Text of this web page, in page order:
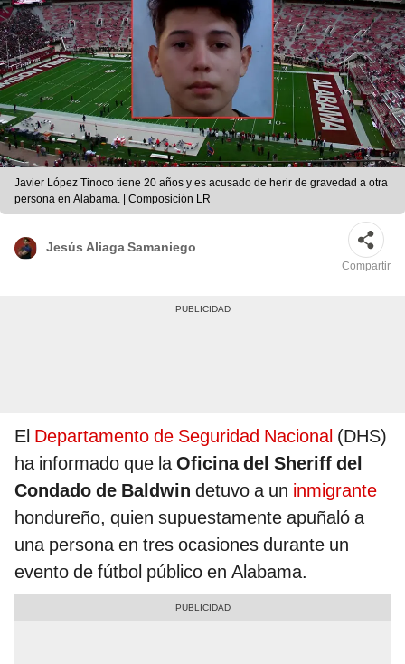
Javier López Tinoco tiene 20 años y es acusado de herir de gravedad a otra
persona en Alabama. | Composición LR
Jesús Aliaga Samaniego
Compartir
El Departamento de Seguridad Nacional (DHS)
ha informado que laOficina del Sheriff del
Condado de Baldwin detuvo a un inmigrante
hondureño, quien supuestamente apuñaló a
una persona en tres ocasiones durante un
evento de fútbol público en Alabama.